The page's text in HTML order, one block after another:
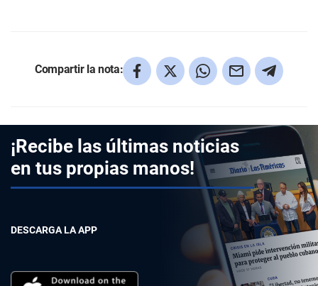
Compartir la nota:
¡Recibe las últimas noticias
en tus propias manos!
DESCARGA LA APP